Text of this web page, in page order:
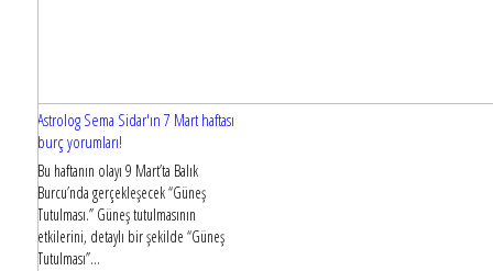
Astrolog Sema Sidar'ın 7 Mart haftası
burç yorumları!
Bu haftanın olayı 9 Mart’ta Balık
Burcu’nda gerçekleşecek “Güneş
Tutulması.” Güneş tutulmasının
etkilerini, detaylı bir şekilde “Güneş
Tutulması”...